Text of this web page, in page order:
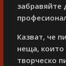
забравяйте
Казват, че
неща, които
творческо